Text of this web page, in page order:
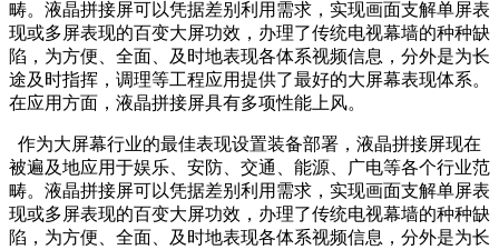
畴。液晶拼接屏可以凭据差别利用需求，实现画面支解单屏表
现或多屏表现的百变大屏功效，办理了传统电视幕墙的种种缺
陷，为方便、全面、及时地表现各体系视频信息，分外是为长
途及时指挥，调理等工程应用提供了最好的大屏幕表现体系。
在应用方面，液晶拼接屏具有多项性能上风。
作为大屏幕行业的最佳表现设置装备部署，液晶拼接屏现在
被遍及地应用于娱乐、安防、交通、能源、广电等各个行业范
畴。液晶拼接屏可以凭据差别利用需求，实现画面支解单屏表
现或多屏表现的百变大屏功效，办理了传统电视幕墙的种种缺
陷，为方便、全面、及时地表现各体系视频信息，分外是为长